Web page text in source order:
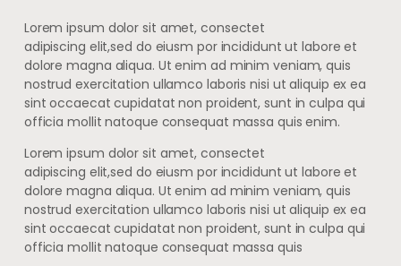
Lorem ipsum dolor sit amet, consectet
adipiscing elit,sed do eiusm por incididunt ut labore et
dolore magna aliqua. Ut enim ad minim veniam, quis
nostrud exercitation ullamco laboris nisi ut aliquip ex ea
sint occaecat cupidatat non proident, sunt in culpa qui
officia mollit natoque consequat massa quis enim.
Lorem ipsum dolor sit amet, consectet
adipiscing elit,sed do eiusm por incididunt ut labore et
dolore magna aliqua. Ut enim ad minim veniam, quis
nostrud exercitation ullamco laboris nisi ut aliquip ex ea
sint occaecat cupidatat non proident, sunt in culpa qui
officia mollit natoque consequat massa quis